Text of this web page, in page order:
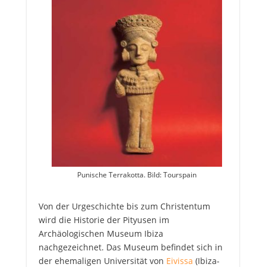
Punische Terrakotta. Bild: Tourspain
Von der Urgeschichte bis zum Christentum
wird die Historie der Pityusen im
Archäologischen Museum Ibiza
nachgezeichnet. Das Museum befindet sich in
der ehemaligen Universität von Eivissa (Ibiza-